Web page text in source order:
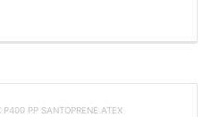
P400 PP SANTOPRENE ATEX